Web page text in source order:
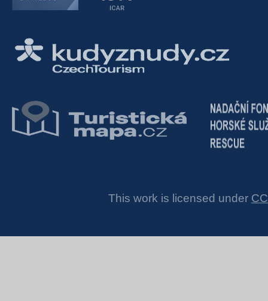
This work is licensed under